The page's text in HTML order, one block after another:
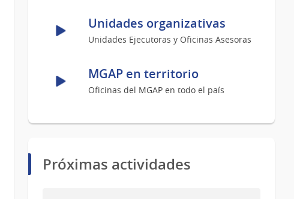
Unidades organizativas
Unidades Ejecutoras y Oficinas Asesoras
MGAP en territorio
Oficinas del MGAP en todo el país
Próximas actividades